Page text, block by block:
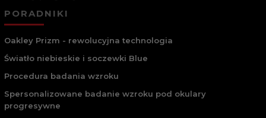
PORADNIKI
Oakley Prizm - rewolucyjna technologia
Światło niebieskie i soczewki Blue
Procedura badania wzroku
Spersonalizowane badanie wzroku pod okulary
progresywne